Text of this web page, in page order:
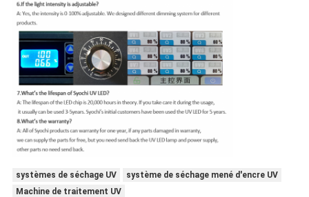
systèmes de séchage UV
système de séchage mené d'encre UV
Machine de traitement UV